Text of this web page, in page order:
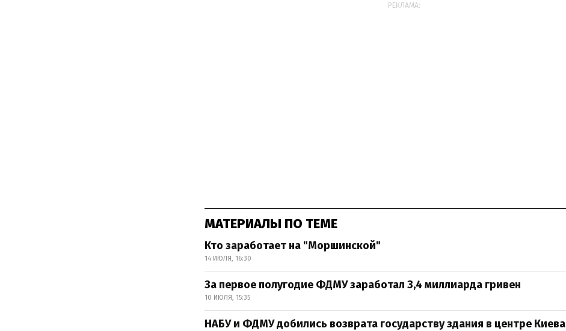
РЕКЛАМА:
МАТЕРИАЛЫ ПО ТЕМЕ
Кто заработает на "Моршинской"
14 ИЮЛЯ, 16:30
За первое полугодие ФДМУ заработал 3,4 миллиарда гривен
10 ИЮЛЯ, 15:35
НАБУ и ФДМУ добились возврата государству здания в центре Киева